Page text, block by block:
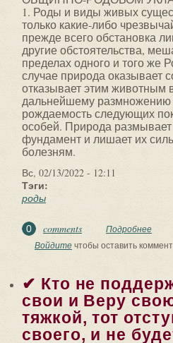
1. Роды и виды живых
только какие-либо
прежде всего обстановка
другие обстоятельства,
пределах одного и того же
случае природа оказывает
отказывает этим животным
дальнейшему размножению
рождаемость следующих
особей. Природа размывает
фундамент и лишает их
болезням.
Вс, 02/13/2022 - 12:11
Тэги:
роды
0 comments Подробнее
Войдитечтобы оставить
✔ Кто не
свои и Веру
тяжкой, тот
своего, и не